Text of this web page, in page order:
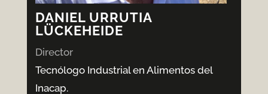
DANIEL URRUTIA
LÜCKEHEIDE
Director
Tecnólogo Industrial en Alimentos del
Inacap.